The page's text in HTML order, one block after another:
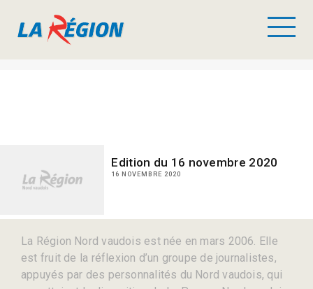
Edition du 16 novembre 2020
16 NOVEMBRE 2020
La Région Nord vaudois est née en mars 2006. Elle
est fruit de la réflexion d’un groupe de journalistes,
appuyés par des personnalités du Nord vaudois, qui